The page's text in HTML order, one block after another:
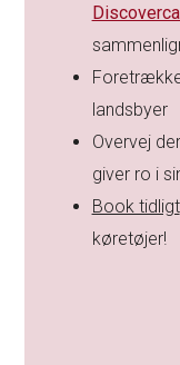
landsbyer
Overvej
giver ro i
Book tidligt
køretøjer!